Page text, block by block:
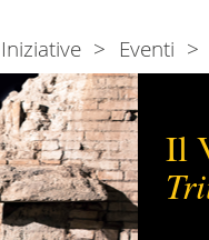
Il
Iniziative Eventi